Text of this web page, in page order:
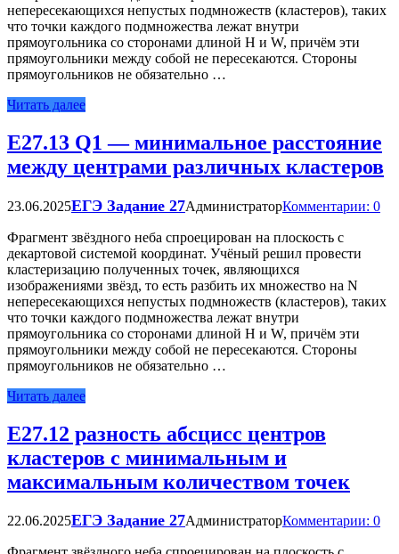
непересекающихся непустых подмножеств (кластеров), таких
что точки каждого подмножества лежат внутри
прямоугольника со сторонами длиной H и W, причём эти
прямоугольники между собой не пересекаются. Стороны
прямоугольников не обязательно …
Читать далее
Е27.13 Q1​ — минимальное расстояние
между центрами различных кластеров
23.06.2025ЕГЭ Задание 27АдминистраторКомментарии: 0
Фрагмент звёздного неба спроецирован на плоскость с
декартовой системой координат. Учёный решил провести
кластеризацию полученных точек, являющихся
изображениями звёзд, то есть разбить их множество на N
непересекающихся непустых подмножеств (кластеров), таких
что точки каждого подмножества лежат внутри
прямоугольника со сторонами длиной H и W, причём эти
прямоугольники между собой не пересекаются. Стороны
прямоугольников не обязательно …
Читать далее
Е27.12 разность абсцисс центров
кластеров с минимальным и
максимальным количеством точек
22.06.2025ЕГЭ Задание 27АдминистраторКомментарии: 0